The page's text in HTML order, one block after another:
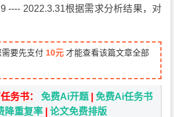
---- 2022.3.31根据需求分析结果，对
要先支付 10元 才能查看该篇文章全部
务书：免费Ai开题 |免费Ai任务书
降重复率 |论文免费排版